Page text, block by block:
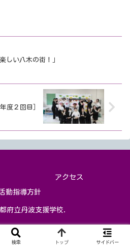
楽しい八木の街！」
度２回目］
アクセス
動指導方針
府立丹波支援学校.
検索 トップ サイドバー